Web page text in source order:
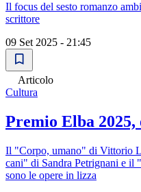
Il focus del sesto romanzo
scrittore
09 Set 2025 - 21:45
Articolo
Cultura
Premio Elba
Il "Corpo, umano" di Vittorio
cani" di Sandra Petrignani e il
sono le opere in lizza